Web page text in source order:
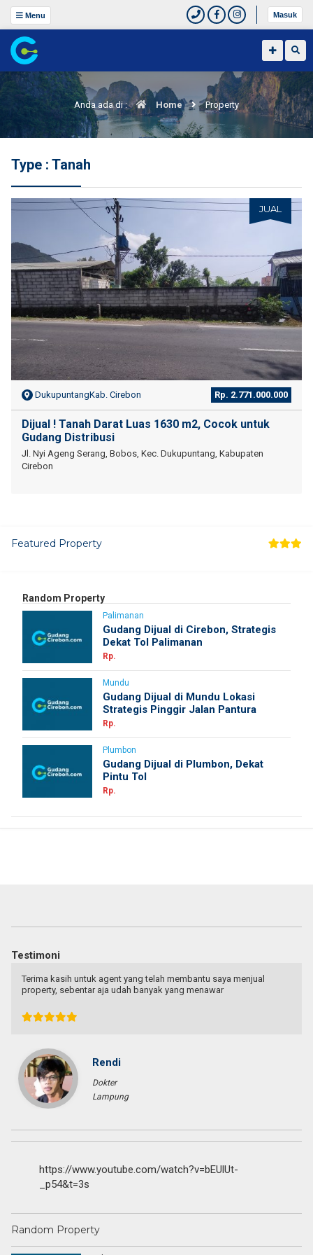
Menu Masuk
Anda ada di : Home Property
Type : Tanah
JUAL
DukupuntangKab. Cirebon Rp. 2.771.000.000
Dijual ! Tanah Darat Luas 1630 m2, Cocok untuk
Gudang Distribusi
Jl. Nyi Ageng Serang, Bobos, Kec. Dukupuntang, Kabupaten
Cirebon
Featured Property
Random Property
Palimanan
Gudang Dijual di Cirebon, Strategis
Dekat Tol Palimanan
Rp.
Mundu
Gudang Dijual di Mundu Lokasi
Strategis Pinggir Jalan Pantura
Rp.
Plumbon
Gudang Dijual di Plumbon, Dekat
Pintu Tol
Rp.
Testimoni
Terima kasih untuk agent yang telah membantu saya menjual
property, sebentar aja udah banyak yang menawar
Rendi
Dokter
Lampung
https://www.youtube.com/watch?v=bEUlUt-
_p54&t=3s
Random Property